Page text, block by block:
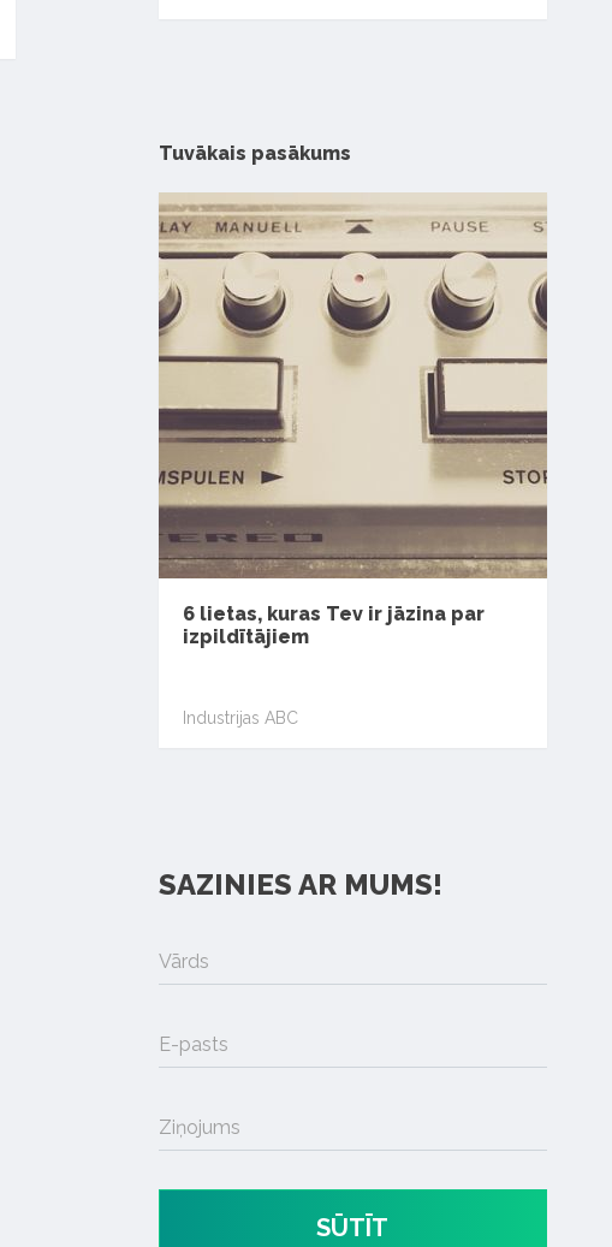
Tuvākais pasākums
6 lietas, kuras Tev ir jāzina par
izpildītājiem
Industrijas ABC
SAZINIES AR MUMS!
Vārds
E-pasts
Ziņojums
SŪTĪT